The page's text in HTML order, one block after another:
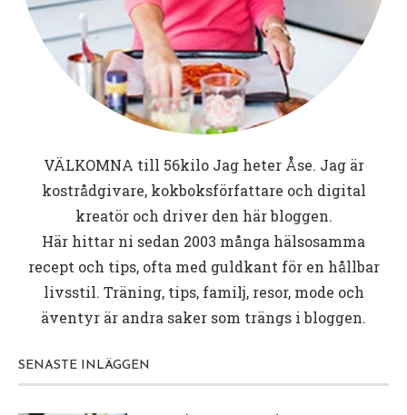
VÄLKOMNA till 56kiloJag heter Åse. Jag är
kostrådgivare, kokboksförfattare och digital
kreatör och driver den här bloggen.
Här hittar ni sedan 2003 många hälsosamma
recept och tips, ofta med guldkant för en hållbar
livsstil. Träning, tips, familj, resor, mode och
äventyr är andra saker som trängs i bloggen.
SENASTE INLÄGGEN